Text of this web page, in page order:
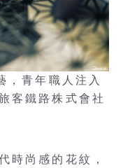
青年職人注入
客鐵路株式會社
時尚感的花紋，